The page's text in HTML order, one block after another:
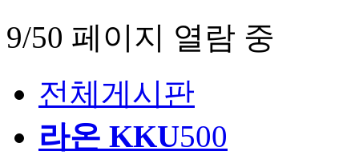
9/50 페이지 열람 중
전체게시판
라온 KKU500